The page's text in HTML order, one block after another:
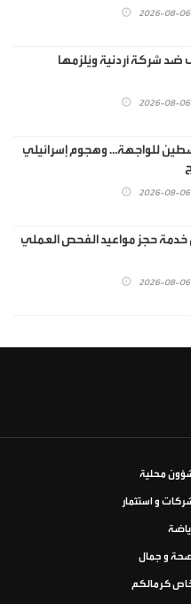
2026-08-06
شركة أردنية ويُلزمها
2026-08-06
للواجهة… وهجوم إسرائيلي
2026-08-06
خدمة حجز مواعيد الفحص العملي
2026-08-06
محلية
و استثمار
و جمال
كرمالكم